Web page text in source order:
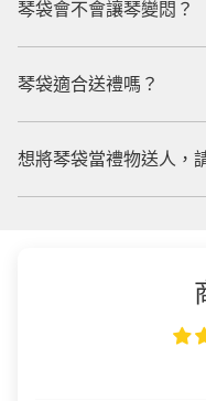
琴袋會不會讓琴變悶？
琴袋適合送禮嗎？
想將琴袋當禮物送人，